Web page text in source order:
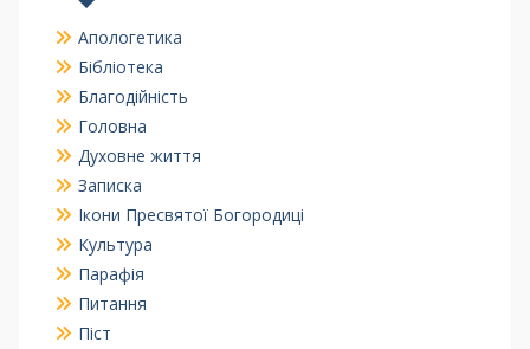
Апологетика
Бібліотека
Благодійність
Головна
Духовне життя
Записка
Ікони Пресвятої Богородиці
Культура
Парафія
Питання
Піст